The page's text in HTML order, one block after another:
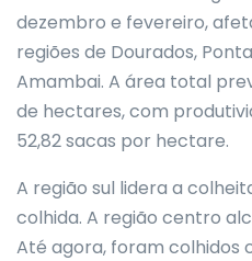
dezembro e fevereiro,
regiões de Dourados,
Amambai. A área total
de hectares, com
52,82 sacas por hectare.
A região sul lidera a
colhida. A região centro
Até agora, foram colhidos